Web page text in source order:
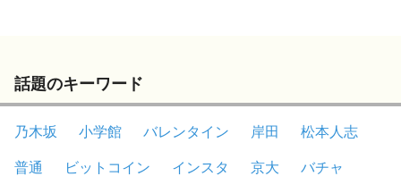
話題のキーワード
乃木坂 小学館 バレンタイン 岸田
松本人志
普通
ビットコイン インスタ 京大
バチャ